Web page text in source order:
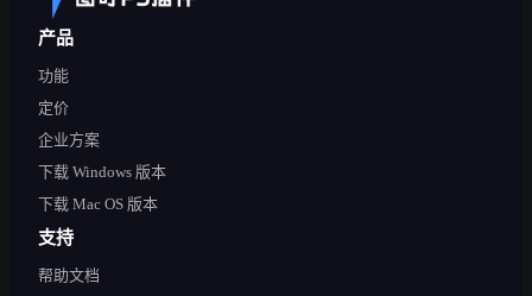
产品
功能
定价
企业方案
下载 Windows 版本
下载 Mac OS 版本
支持
帮助文档